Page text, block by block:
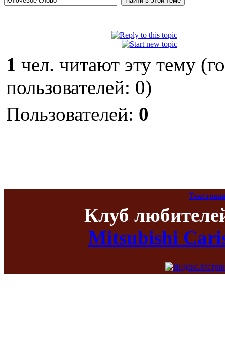
1 чел. читают эту тему
пользователей: 0)
Пользователей: 0
Клуб
Mitsubishi